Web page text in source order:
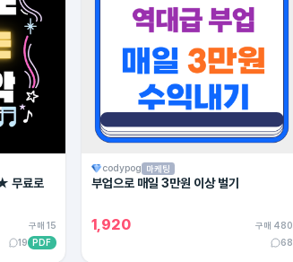
무료로
구매 15
19
PDF
codypog 마케팅
부업으로 매일 3만원 이상 벌기
1,920
구매 480
68